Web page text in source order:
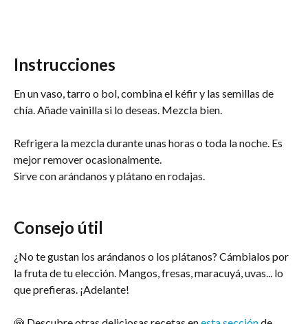
Instrucciones
En un vaso, tarro o bol, combina el kéfir y las semillas de
chía. Añade vainilla si lo deseas. Mezcla bien.
Refrigera la mezcla durante unas horas o toda la noche. Es
mejor remover ocasionalmente.
Sirve con arándanos y plátano en rodajas.
Consejo útil
¿No te gustan los arándanos o los plátanos? Cámbialos por
la fruta de tu elección. Mangos, fresas, maracuyá, uvas... lo
que prefieras. ¡Adelante!